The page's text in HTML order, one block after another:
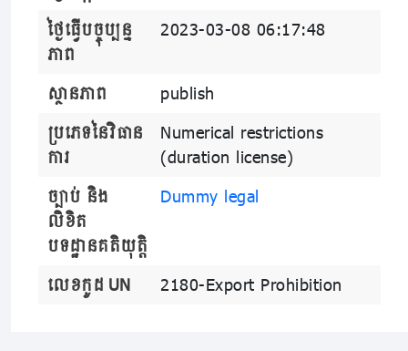
ថ្ងៃធ្វើបច្ចុប្បន្ន
ភាព
2023-03-08 06:17:48
ស្ថានភាព
publish
ប្រភេទនៃវិធាន
ការ
Numerical restrictions
(duration license)
ច្បាប់ និង
លិខិត
បទដ្ឋានគតិយុត្តិ
Dummy legal
លេខកូដ UN 2180-Export Prohibition